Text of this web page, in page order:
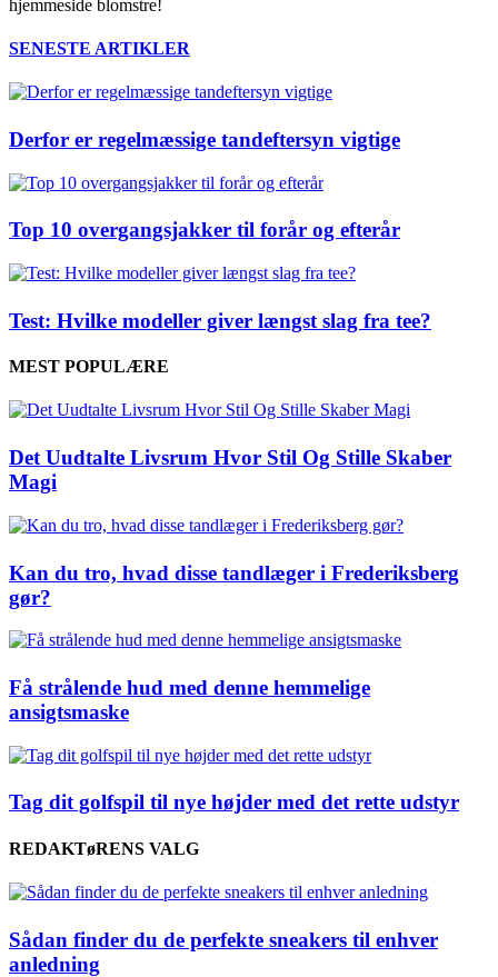
hjemmeside blomstre!
SENESTE ARTIKLER
Derfor er regelmæssige tandeftersyn vigtige
Top 10 overgangsjakker til forår og efterår
Test: Hvilke modeller giver længst slag fra tee?
MEST POPULÆRE
Det Uudtalte Livsrum Hvor Stil Og Stille Skaber
Magi
Kan du tro, hvad disse tandlæger i Frederiksberg
gør?
Få strålende hud med denne hemmelige
ansigtsmaske
Tag dit golfspil til nye højder med det rette udstyr
REDAKTøRENS VALG
Sådan finder du de perfekte sneakers til enhver
anledning